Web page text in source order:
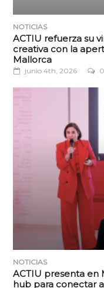
NOTICIAS
ACTIU refuerza su
creativa con la
Mallorca
junio 4th, 2026 0
NOTICIAS
ACTIU presenta en
hub para conectar